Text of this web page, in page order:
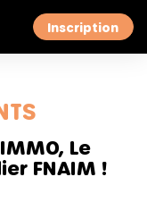
Inscription
Le
FNAIM !